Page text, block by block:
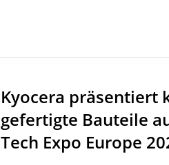
Kyocera präsentiert
gefertigte Bauteile
Tech Expo Europe